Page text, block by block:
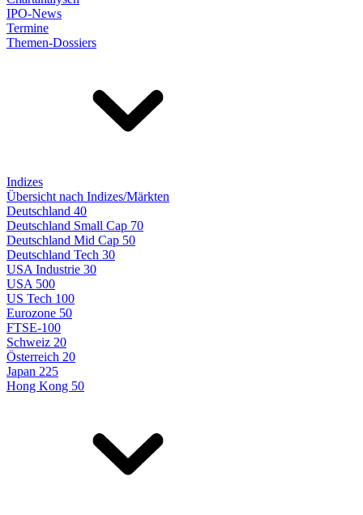
IPO-News
Termine
Themen-Dossiers
Indizes
Übersicht nach Indizes/Märkten
Deutschland 40
Deutschland Small Cap 70
Deutschland Mid Cap 50
Deutschland Tech 30
USA Industrie 30
USA 500
US Tech 100
Eurozone 50
FTSE-100
Schweiz 20
Österreich 20
Japan 225
Hong Kong 50